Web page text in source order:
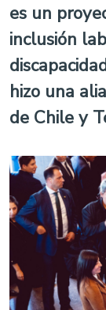
es un
inclusión
hizo una
de Chile y